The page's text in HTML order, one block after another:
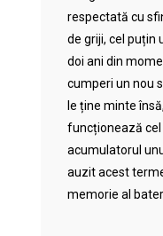
respectată cu
de griji, cel puțin
doi ani din
cumperi un nou
le ține minte
funcționează cel
acumulatorul
auzit acest
memorie al